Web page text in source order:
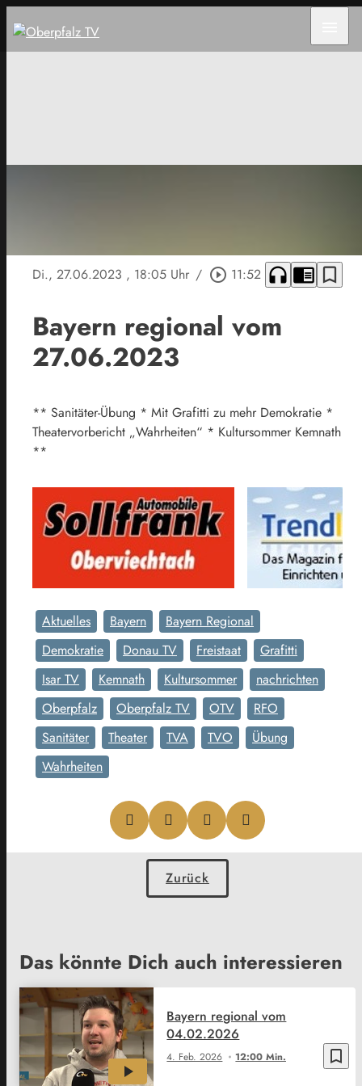
Di., 27.06.2023 , 18:05 Uhr / play_circle_outline 11:52 headphones chrome_reader_mode bookmark_border
Bayern regional vom
27.06.2023
** Sanitäter-Übung * Mit Grafitti zu mehr Demokratie *
Theatervorbericht „Wahrheiten“ * Kultursommer Kemnath
**
Aktuelles Bayern
Bayern Regional
Demokratie
Donau TV Freistaat
Grafitti
Isar TV
Kemnath Kultursommer
nachrichten
Oberpfalz
Oberpfalz TV OTV
RFO
Sanitäter
Theater TVA TVO
Übung
Wahrheiten
Zurück
Das könnte Dich auch interessieren
bookmark_border
4. Feb. 2026 12:00 Min.
Bayern regional vom
04.02.2026